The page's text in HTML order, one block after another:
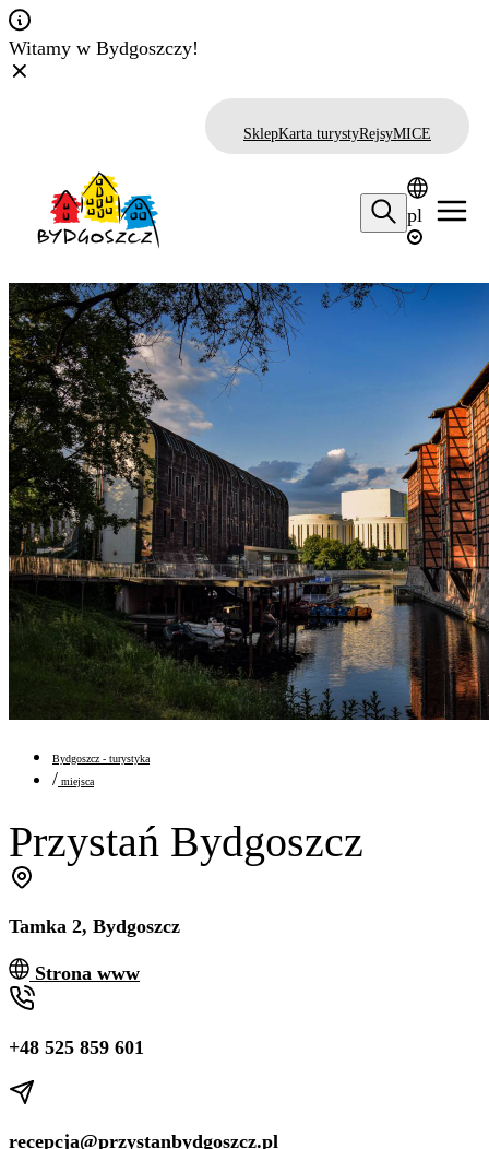
Witamy w Bydgoszczy!
SklepKarta turystyRejsyMICE
pl
Bydgoszcz - turystyka
/ miejsca
Przystań Bydgoszcz
Tamka 2, Bydgoszcz
Strona www
+48 525 859 601
recepcja@przystanbydgoszcz.pl